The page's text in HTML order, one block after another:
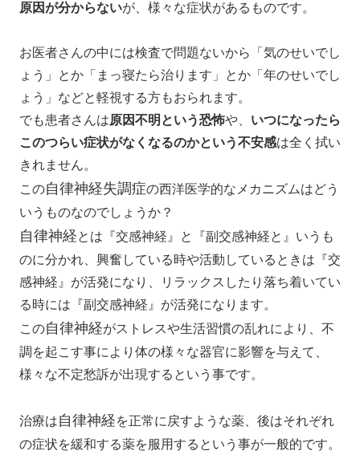
原因が分からないが、様々な症状があるものです。
お医者さんの中には検査で問題ないから「気のせいでし
ょう」とか「まっ寝たら治ります」とか「年のせいでし
ょう」などと軽視する方もおられます。
でも患者さんは原因不明という恐怖や、 いつになったら
このつらい症状がなくなるのかという不安感は全く拭い
きれません。
この自律神経失調症の西洋医学的なメカニズムはどう
いうものなのでしょうか？
自律神経とは『交感神経』と『副交感神経と』いうも
のに分かれ、興奮している時や活動しているときは『交
感神経』が活発になり、リラックスしたり落ち着いてい
る時には『副交感神経』が活発になります。
この自律神経がストレスや生活習慣の乱れにより、不
調を起こす事により体の様々な器官に影響を与えて、
様々な不定愁訴が出現するという事です。
治療は自律神経を正常に戻すような薬、後はそれぞれ
の症状を緩和する薬を服用するという事が一般的です。